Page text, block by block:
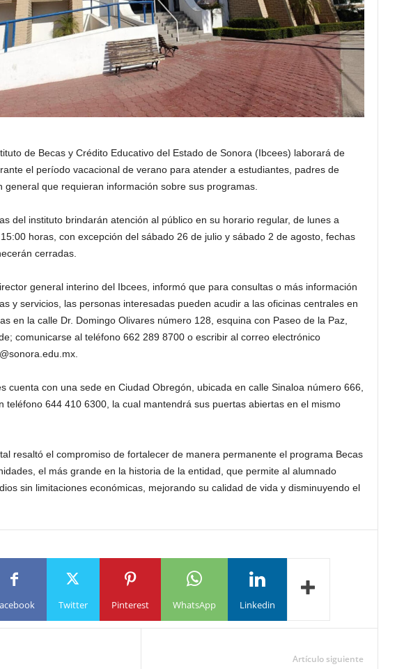
de Becas y Crédito Educativo del Estado de Sonora (Ibcees) laborará de
el período vacacional de verano para atender a estudiantes, padres de
general que requieran información sobre sus programas.
del instituto brindarán atención al público en su horario regular, de lunes a
horas, con excepción del sábado 26 de julio y sábado 2 de agosto, fechas
cerradas.
general interino del Ibcees, informó que para consultas o más información
y servicios, las personas interesadas pueden acudir a las oficinas centrales en
en la calle Dr. Domingo Olivares número 128, esquina con Paseo de la Paz,
comunicarse al teléfono 662 289 8700 o escribir al correo electrónico
cuenta con una sede en Ciudad Obregón, ubicada en calle Sinaloa número 666,
teléfono 644 410 6300, la cual mantendrá sus puertas abiertas en el mismo
resaltó el compromiso de fortalecer de manera permanente el programa Becas
el más grande en la historia de la entidad, que permite al alumnado
sin limitaciones económicas, mejorando su calidad de vida y disminuyendo el
Twitter Pinterest WhatsApp Linkedin
Artículo siguiente